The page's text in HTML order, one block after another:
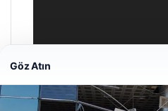
Prenses Night Club
29/04/2026
Göz Atın